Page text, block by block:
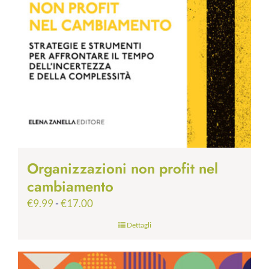
Organizzazioni non profit nel
cambiamento
€9.99-€17.00Fascia
€9.99
Dettagli